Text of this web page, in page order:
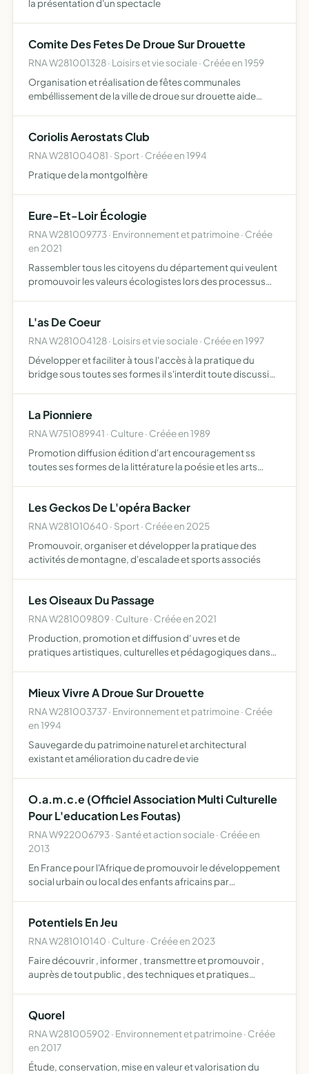
la présentation d'un spectacle
Comite Des Fetes De Droue Sur Drouette
RNA W281001328 · Loisirs et vie sociale · Créée en 1959
Organisation et réalisation de fêtes communales
embéllissement de la ville de droue sur drouette aide
Coriolis Aerostats Club
RNA W281004081 · Sport · Créée en 1994
Pratique de la montgolfière
Eure-Et-Loir Écologie
RNA W281009773 · Environnement et patrimoine · Créée
en 2021
Rassembler tous les citoyens du département qui veulent
promouvoir les valeurs écologistes lors des processus
d'idées et …
L'as De Coeur
RNA W281004128 · Loisirs et vie sociale · Créée en 1997
Développer et faciliter à tous l'accès à la pratique du
bridge sous toutes ses formes il s'interdit toute discussion
La Pionniere
RNA W751089941 · Culture · Créée en 1989
Promotion diffusion édition d'art encouragement ss
toutes ses formes de la littérature la poésie et les arts
Les Geckos De L'opéra Backer
RNA W281010640 · Sport · Créée en 2025
Promouvoir, organiser et développer la pratique des
activités de montagne, d'escalade et sports associés
Les Oiseaux Du Passage
RNA W281009809 · Culture · Créée en 2021
Production, promotion et diffusion d' uvres et de
pratiques artistiques, culturelles et pédagogiques dans
Mieux Vivre A Droue Sur Drouette
RNA W281003737 · Environnement et patrimoine · Créée
en 1994
Sauvegarde du patrimoine naturel et architectural
existant et amélioration du cadre de vie
O.a.m.c.e (Officiel Association Multi Culturelle
Pour L'education Les Foutas)
RNA W922006793 · Santé et action sociale · Créée en
2013
En France pour l'Afrique de promouvoir le développement
social urbain ou local des enfants africains par
défavorisés l'inse…
Potentiels En Jeu
RNA W281010140 · Culture · Créée en 2023
Faire découvrir , informer , transmettre et promouvoir ,
auprès de tout public , des techniques et pratiques
Quorel
RNA W281005902 · Environnement et patrimoine · Créée
en 2017
Étude, conservation, mise en valeur et valorisation du